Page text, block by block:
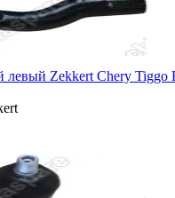
левый Zekkert Chery Tiggo